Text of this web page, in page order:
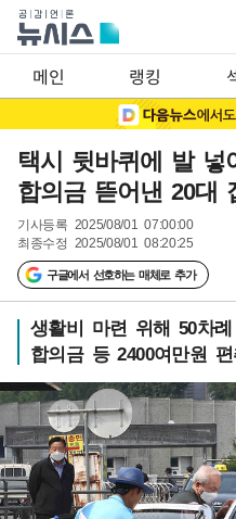
메인 랭킹
택시 뒷바퀴에 발
합의금 뜯어낸 20대
기사등록 2025/08/01 07:00:00
최종수정 2025/08/01 08:20:25
구글에서 선호하는 매체로 추가
생활비 마련 위해 50차
합의금 등 2400여만원